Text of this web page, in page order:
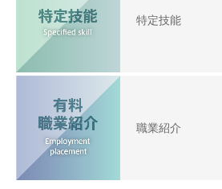
特定技能
職業紹介